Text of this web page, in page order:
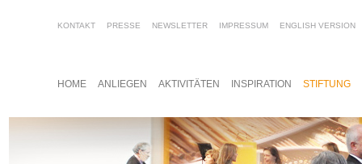
HOME ANLIEGEN AKTIVITÄTEN INSPIRATION STIFTUNG
KONTAKT PRESSE NEWSLETTER IMPRESSUM ENGLISH VERSION